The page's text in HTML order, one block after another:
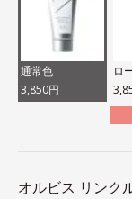
通常色
3,850円
ロ
オルビス リンク